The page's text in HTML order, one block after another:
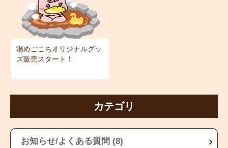
湯めごこちオリジナルグッ
ズ販売スタート！
カテゴリ
お知らせ/よくある質問 (8)